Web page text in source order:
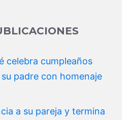
celebra cumpleaños
padre con homenaje
a su pareja y termina